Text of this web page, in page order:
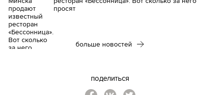
просят
больше новостей
поделиться